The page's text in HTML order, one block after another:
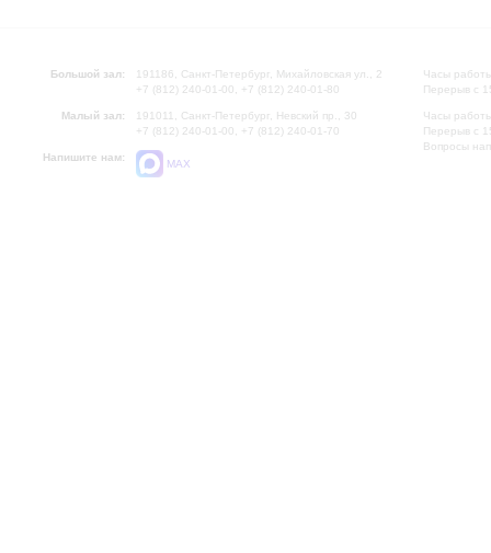
Большой зал:
191186, Санкт-Петербург, Михайловская ул., 2
+7 (812) 240-01-00, +7 (812) 240-01-80
Малый зал:
191011, Санкт-Петербург, Невский пр., 30
+7 (812) 240-01-00, +7 (812) 240-01-70
Напишите нам:
MAX
Часы
Перерыв с
Часы
Перерыв с
Вопросы